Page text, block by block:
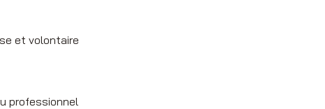
et volontaire
professionnel